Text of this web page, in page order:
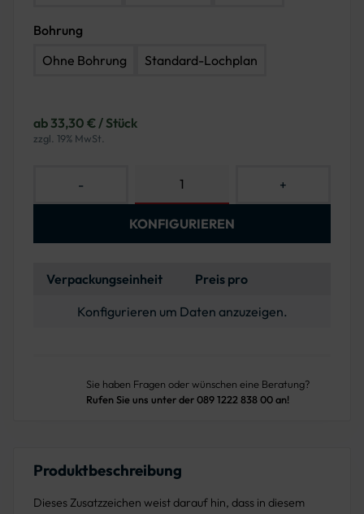
Bohrung
Ohne Bohrung
Standard-Lochplan
ab 33,30 € / Stück
zzgl. 19% MwSt.
- +
KONFIGURIEREN
Verpackungseinheit
Preis pro
Konfigurieren um Daten anzuzeigen.
Sie haben Fragen oder wünschen eine Beratung?
Rufen Sie uns unter der 089 1222 838 00 an!
Produktbeschreibung
Dieses Zusatzzeichen weist darauf hin, dass in diesem